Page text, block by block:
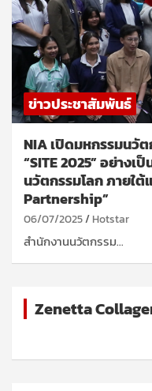
ข่าวประชาสัมพันธ์
NIA เปิดมหกรรมนวั
“SITE 2025” อย่าง
นวัตกรรมโลก ภายใ
Partnership”
06/07/2025 Hotstar
สำนักงานนวัตกรรม…
Zenetta